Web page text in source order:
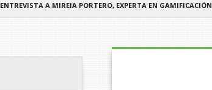
ENTREVISTA A MIREIA PORTERO, EXPERTA EN GAMIFICACIÓN